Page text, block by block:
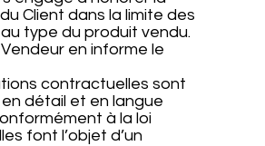
Client dans la limite des
type du produit vendu.
en informe le
contractuelles sont
détail et en langue
à la loi
font l’objet d’un